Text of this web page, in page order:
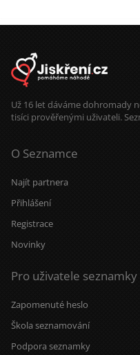
Už 16 let dáváme dohromady
tisíci prověřenými uživateli.
O Seznamce
Najít partnera
Přihlášení
Registrace
Novinky
Pro uživatele seznamky
Zapomenuté heslo
Škola seznamování
Podpora seznamky